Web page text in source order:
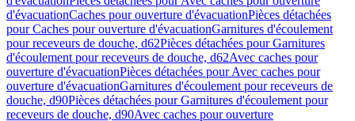
d'évacuationCaches pour ouverture d'évacuationPièces détachées
pour Caches pour ouverture d'évacuationGarnitures d'écoulement
pour receveurs de douche, d62Pièces détachées pour Garnitures
d'écoulement pour receveurs de douche, d62Avec caches pour
ouverture d'évacuationPièces détachées pour Avec caches pour
ouverture d'évacuationGarnitures d'écoulement pour receveurs de
douche, d90Pièces détachées pour Garnitures d'écoulement pour
receveurs de douche, d90Avec caches pour ouverture